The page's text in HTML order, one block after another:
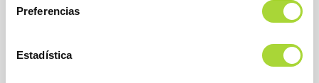
Preferencias
Estadística
El Pacto por la Ciencia y la Innovación crece